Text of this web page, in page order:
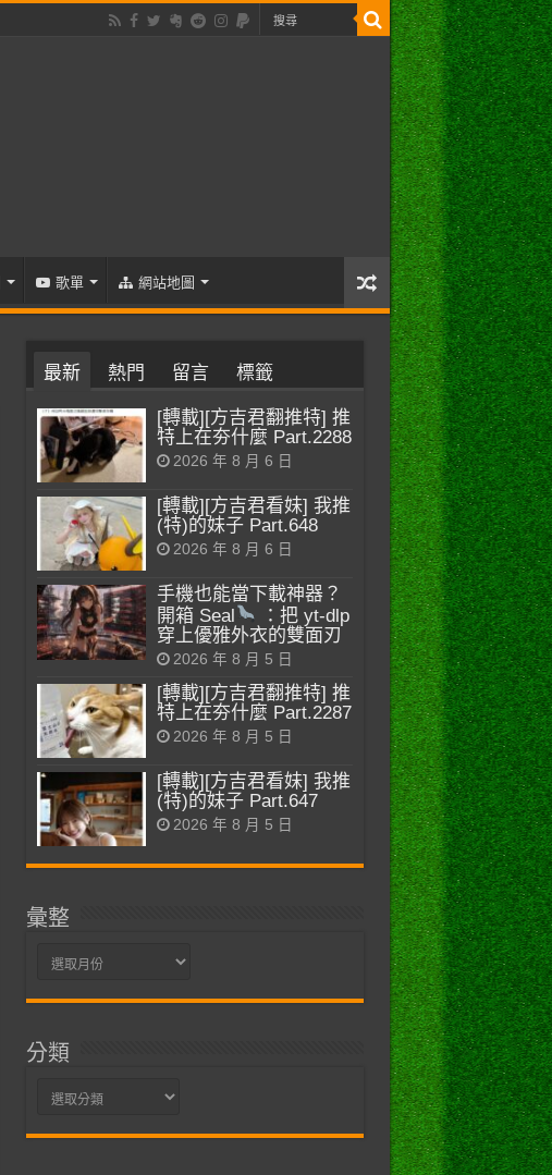
歌單 網站地圖
最新 熱門 留言 標籤
[轉載][方吉君翻推特] 推
特上在夯什麼 Part.2288
2026 年 8 月 6 日
[轉載][方吉君看妹] 我推
(特)的妹子 Part.648
2026 年 8 月 6 日
手機也能當下載神器？
開箱 Seal
：把 yt-dlp
穿上優雅外衣的雙面刃
2026 年 8 月 5 日
[轉載][方吉君翻推特] 推
特上在夯什麼 Part.2287
2026 年 8 月 5 日
[轉載][方吉君看妹] 我推
(特)的妹子 Part.647
2026 年 8 月 5 日
彙整
彙
分類
分